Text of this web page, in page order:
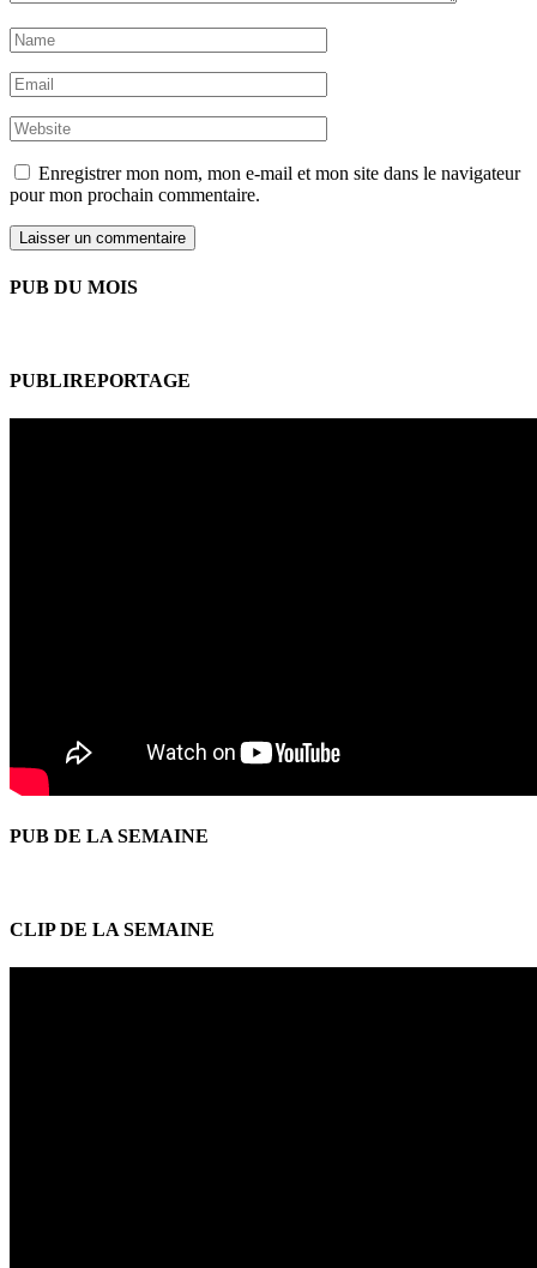
Enregistrer mon nom, mon e-mail et mon site dans le navigateur
pour mon prochain commentaire.
PUB DU MOIS
PUBLIREPORTAGE
PUB DE LA SEMAINE
CLIP DE LA SEMAINE